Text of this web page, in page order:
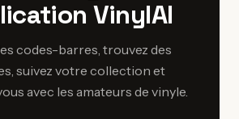
d'enchères. Les foires aux disques
sont d'excellents endroits pour
originaux à des prix parfois
places de marché en ligne.
VinylAI
codes-barres, trouvez des
suivez votre collection et
avec les amateurs de vinyle.